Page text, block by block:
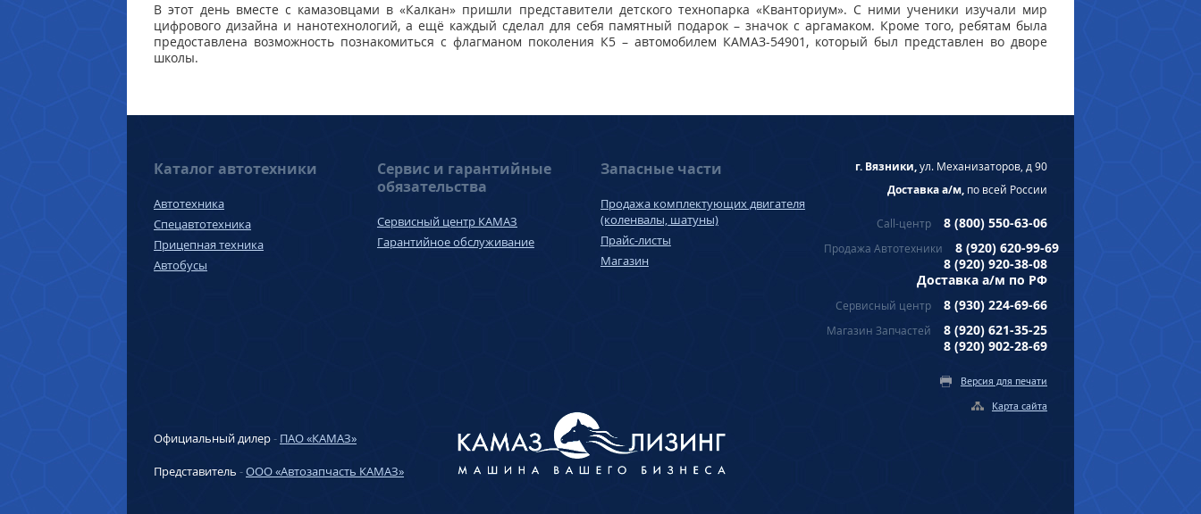
В этот день вместе с камазовцами в «Калкан» пришли представители детского технопарка «Кванториум». С ними ученики изучали мир
цифрового дизайна и нанотехнологий, а ещё каждый сделал для себя памятный подарок – значок с аргамаком. Кроме того, ребятам была
предоставлена возможность познакомиться с флагманом поколения К5 – автомобилем КАМАЗ-54901, который был представлен во дворе
школы.
Каталог автотехники
Автотехника
Спецавтотехника
Прицепная техника
Автобусы
Сервис и гарантийные
обязательства
Сервисный центр КАМАЗ
Гарантийное обслуживание
Запасные части
Продажа комплектующих двигателя
(коленвалы, шатуны)
Прайс-листы
Магазин
г. Вязники,ул. Механизаторов, д 90
Доставка а/м, по всей России
Call-центр 8 (800) 550-63-06
Продажа Автотехники
8 (920) 620-99-69
8 (920) 920-38-08
Доставка а/м по РФ
Сервисный центр 8 (930) 224-69-66
Магазин Запчастей
8 (920) 621-35-25
8 (920) 902-28-69
Версия для печати
Карта сайта
Официальный дилер- ПАО «КАМАЗ»
Представитель -ООО «Автозапчасть КАМАЗ»